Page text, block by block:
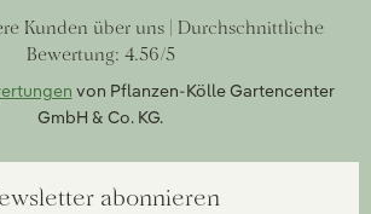
Kunden über uns | Durchschnittliche
Bewertung: 4.56/5
von Pflanzen-Kölle Gartencenter
GmbH & Co. KG.
abonnieren